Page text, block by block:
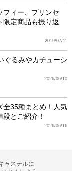
フィー、プリンセ
限定商品も振り返
2019/07/11
ぐるみやカチューシ
2026/06/10
全35種まとめ！人気
とご紹介！
2026/06/16
ャステルに